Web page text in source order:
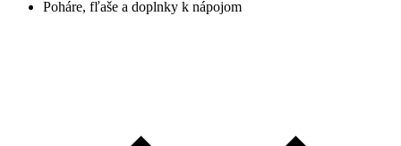
Poháre, fľaše a doplnky k nápojom